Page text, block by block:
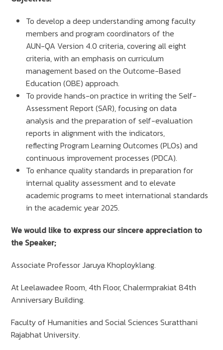
To develop a deep understanding among faculty
members and program coordinators of the
AUN-QA Version 4.0 criteria, covering all eight
criteria, with an emphasis on curriculum
management based on the Outcome-Based
Education (OBE) approach.
To provide hands-on practice in writing the Self-
Assessment Report (SAR), focusing on data
analysis and the preparation of self-evaluation
reports in alignment with the indicators,
reflecting Program Learning Outcomes (PLOs) and
continuous improvement processes (PDCA).
To enhance quality standards in preparation for
internal quality assessment and to elevate
academic programs to meet international standards
in the academic year 2025.
We would like to express our sincere appreciation to
the Speaker;
Associate Professor Jaruya Khoployklang.
At Leelawadee Room, 4th Floor, Chalermprakiat 84th
Anniversary Building.
Faculty of Humanities and Social Sciences Suratthani
Rajabhat University.